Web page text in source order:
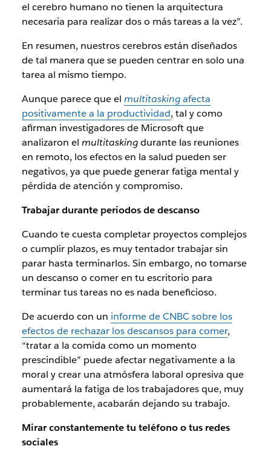
el cerebro humano no tienen la arquitectura
necesaria para realizar dos o más tareas a la vez”.
En resumen, nuestros cerebros están diseñados
de tal manera que se pueden centrar en solo una
tarea al mismo tiempo.
Aunque parece que el multitaskingafecta
positivamente a la productividad, tal y como
afirman investigadores de Microsoft que
analizaron el multitaskingdurante las reuniones
en remoto, los efectos en la salud pueden ser
negativos, ya que puede generar fatiga mental y
pérdida de atención y compromiso.
Trabajar durante periodos de descanso
Cuando te cuesta completar proyectos complejos
o cumplir plazos, es muy tentador trabajar sin
parar hasta terminarlos. Sin embargo, no tomarse
un descanso o comer en tu escritorio para
terminar tus tareas no es nada beneficioso.
De acuerdo con un informe de CNBC sobre los
efectos de rechazar los descansos para comer,
“tratar a la comida como un momento
prescindible” puede afectar negativamente a la
moral y crear una atmósfera laboral opresiva que
aumentará la fatiga de los trabajadores que, muy
probablemente, acabarán dejando su trabajo.
Mirar constantemente tu teléfono o tus redes
sociales